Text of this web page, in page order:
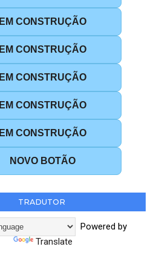
EM CONSTRUÇÃO
EM CONSTRUÇÃO
EM CONSTRUÇÃO
EM CONSTRUÇÃO
EM CONSTRUÇÃO
NOVO BOTÃO
TRADUTOR
Powered by
Translate